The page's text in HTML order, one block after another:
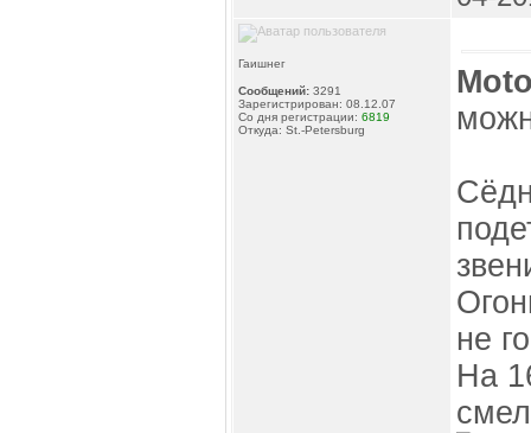
Гаишнег
Сообщений: 3291
Зарегистрирован: 08.12.07
Со дня регистрации: 6819
Откуда: St.-Petersburg
не
На